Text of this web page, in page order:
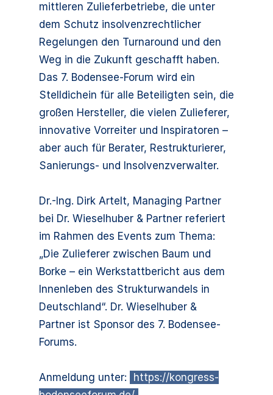
mittleren Zulieferbetriebe, die unter
dem Schutz insolvenzrechtlicher
Regelungen den Turnaround und den
Weg in die Zukunft geschafft haben.
Das 7. Bodensee-Forum wird ein
Stelldichein für alle Beteiligten sein, die
großen Hersteller, die vielen Zulieferer,
innovative Vorreiter und Inspiratoren –
aber auch für Berater, Restrukturierer,
Sanierungs- und Insolvenzverwalter.
Dr.-Ing. Dirk Artelt, Managing Partner
bei Dr. Wieselhuber & Partner referiert
im Rahmen des Events zum Thema:
„Die Zulieferer zwischen Baum und
Borke – ein Werkstattbericht aus dem
Innenleben des Strukturwandels in
Deutschland“. Dr. Wieselhuber &
Partner ist Sponsor des 7. Bodensee-
Forums.
Anmeldung unter:
https://kongress-